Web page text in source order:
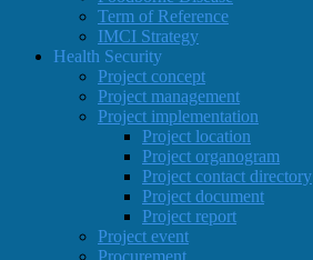
Term of Reference
IMCI Strategy
Health Security
Project concept
Project management
Project implementation
Project location
Project organogram
Project contact directory
Project document
Project report
Project event
Procurement